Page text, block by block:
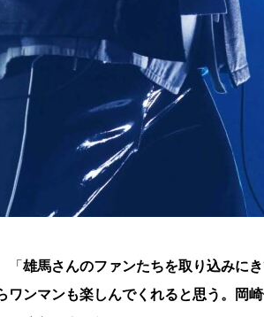
「雄馬さんのファンたちを取り込みに
ンマンも楽しんでくれると思う。岡